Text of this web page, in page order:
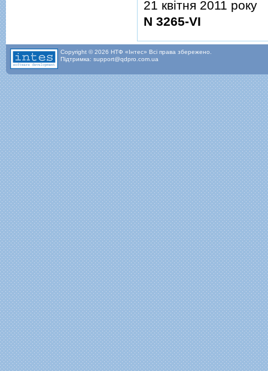
21 квiтня 2011 року
N 3265-VI
Copyright © 2026 НТФ «Інтес» Всі права збережено.
Підтримка: support@qdpro.com.ua